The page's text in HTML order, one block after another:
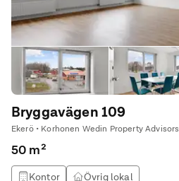
Bryggavägen 109
Ekerö • Korhonen Wedin Property Advisors
50 m²
Kontor Övrig lokal